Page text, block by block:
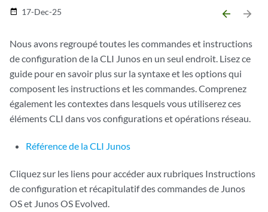
date_range 17-Dec-25 arrow_backward arrow_forward
Nous avons regroupé toutes les commandes et instructions
de configuration de la CLI Junos en un seul endroit. Lisez ce
guide pour en savoir plus sur la syntaxe et les options qui
composent les instructions et les commandes. Comprenez
également les contextes dans lesquels vous utiliserez ces
éléments CLI dans vos configurations et opérations réseau.
Référence de la CLI Junos
Cliquez sur les liens pour accéder aux rubriques Instructions
de configuration et récapitulatif des commandes de Junos
OS et Junos OS Evolved.